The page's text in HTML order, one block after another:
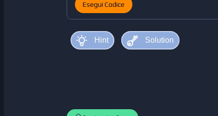
Esegui Codice